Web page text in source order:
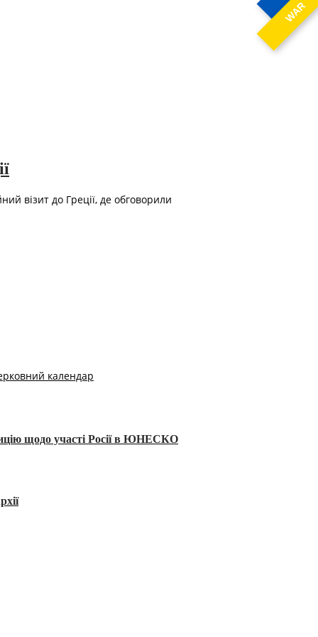
WAR
візит до Греції, де обговорили
календар
щодо участі Росії в ЮНЕСКО